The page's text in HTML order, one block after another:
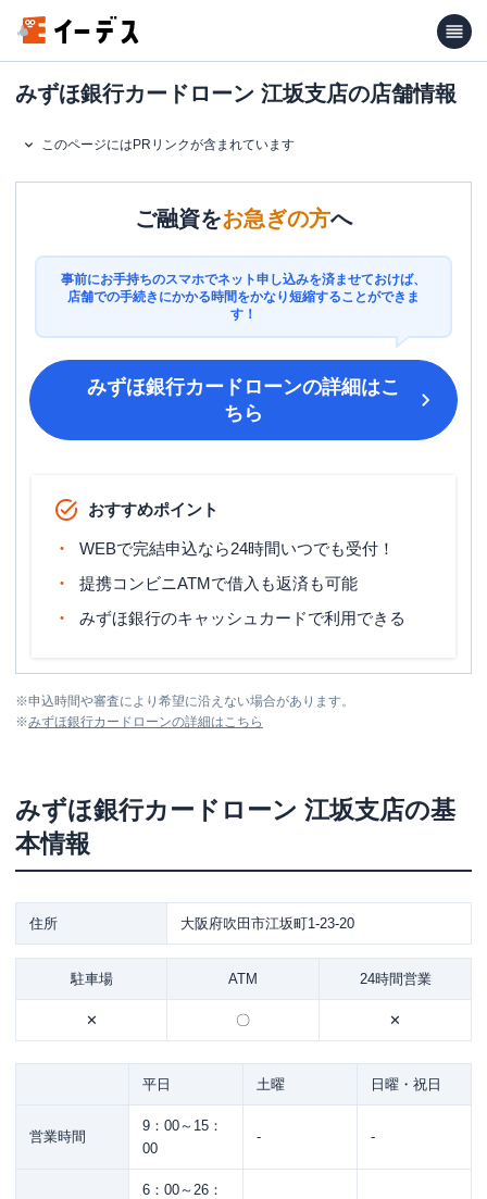
みずほ銀行カードローン 江坂支店の店舗情報
このページにはPRリンクが含まれています
ご融資をお急ぎの方へ
事前にお手持ちのスマホでネット申し込みを済ませておけば、
店舗での手続きにかかる時間をかなり短縮することができま
す！
みずほ銀行カードローンの詳細はこ
ちら
おすすめポイント
WEBで完結申込なら24時間いつでも受付！
提携コンビニATMで借入も返済も可能
みずほ銀行のキャッシュカードで利用できる
※申込時間や審査により希望に沿えない場合があります。
※みずほ銀行カードローンの詳細はこちら
みずほ銀行カードローン 江坂支店の基
本情報
住所 大阪府吹田市江坂町1-23-20
駐車場 ATM 24時間営業
✕ 〇 ✕
平日 土曜 日曜・祝日
営業時間
9：00～15：
00
- -
6：00～26：